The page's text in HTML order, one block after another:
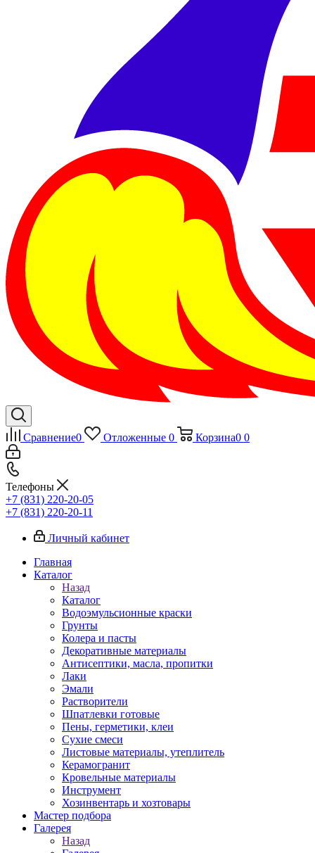
Сравнение0 Отложенные 0 Корзина0 0
Телефоны
+7 (831) 220-20-05
+7 (831) 220-20-11
Личный кабинет
Главная
Каталог
Назад
Каталог
Водоэмульсионные краски
Грунты
Колера и пасты
Декоративные материалы
Антисептики, масла, пропитки
Лаки
Эмали
Растворители
Шпатлевки готовые
Пены, герметики, клеи
Сухие смеси
Листовые материалы, утеплитель
Керамогранит
Кровельные материалы
Инструмент
Хозинвентарь и хозтовары
Мастер подбора
Галерея
Назад